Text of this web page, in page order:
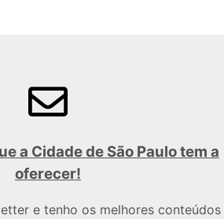
a Cidade de São Paulo tem a
oferecer!
e tenho os melhores conteúdos